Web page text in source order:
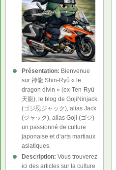
Présentation: Bienvenue
sur 神龍 Shin-Ryû « le
dragon divin » (ex-Ten-Ryû
天龍), le blog de GojiNinjack
(ゴジ忍ジャック), alias Jack
(ジャック), alias Goji (ゴジ)
un passionné de culture
japonaise et d’arts martiaux
asiatiques.
Description: Vous trouverez
ici des articles sur la culture